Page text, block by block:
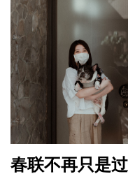
春联不再只是